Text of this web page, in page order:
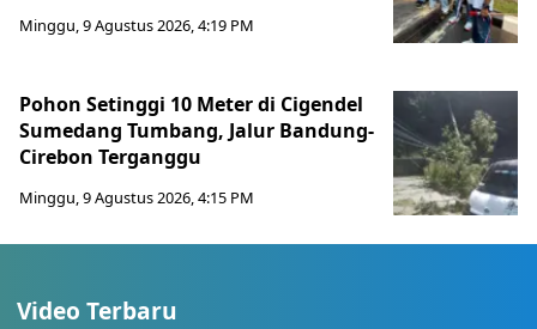
Minggu, 9 Agustus 2026, 4:19 PM
Pohon Setinggi 10 Meter di Cigendel
Sumedang Tumbang, Jalur Bandung-
Cirebon Terganggu
Minggu, 9 Agustus 2026, 4:15 PM
Video Terbaru